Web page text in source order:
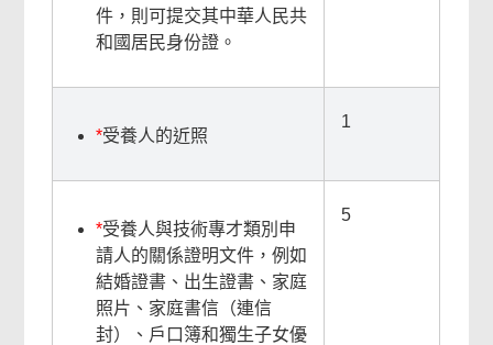
件，則可提交其中華人民共
和國居民身份證。
*受養人的近照
1
*受養人與技術專才類別申
請人的關係證明文件，例如
結婚證書、出生證書、家庭
照片、家庭書信（連信
封）、戶口簿和獨生子女優
5